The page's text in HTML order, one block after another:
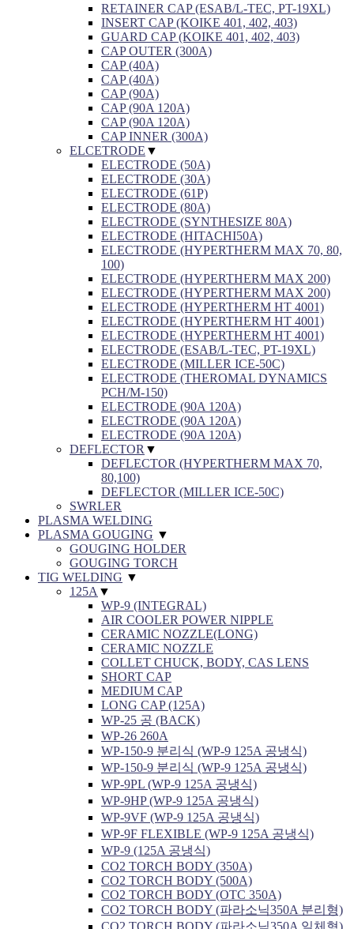
RETAINER CAP (ESAB/L-TEC, PT-19XL)
INSERT CAP (KOIKE 401, 402, 403)
GUARD CAP (KOIKE 401, 402, 403)
CAP OUTER (300A)
CAP (40A)
CAP (40A)
CAP (90A)
CAP (90A 120A)
CAP (90A 120A)
CAP INNER (300A)
ELCETRODE ▼
ELECTRODE (50A)
ELECTRODE (30A)
ELECTRODE (61P)
ELECTRODE (80A)
ELECTRODE (SYNTHESIZE 80A)
ELECTRODE (HITACHI50A)
ELECTRODE (HYPERTHERM MAX 70, 80,
100)
ELECTRODE (HYPERTHERM MAX 200)
ELECTRODE (HYPERTHERM MAX 200)
ELECTRODE (HYPERTHERM HT 4001)
ELECTRODE (HYPERTHERM HT 4001)
ELECTRODE (HYPERTHERM HT 4001)
ELECTRODE (ESAB/L-TEC, PT-19XL)
ELECTRODE (MILLER ICE-50C)
ELECTRODE (THEROMAL DYNAMICS
PCH/M-150)
ELECTRODE (90A 120A)
ELECTRODE (90A 120A)
ELECTRODE (90A 120A)
DEFLECTOR ▼
DEFLECTOR (HYPERTHERM MAX 70,
80,100)
DEFLECTOR (MILLER ICE-50C)
SWRLER
PLASMA WELDING
PLASMA GOUGING ▼
GOUGING HOLDER
GOUGING TORCH
TIG WELDING ▼
125A ▼
WP-9 (INTEGRAL)
AIR COOLER POWER NIPPLE
CERAMIC NOZZLE(LONG)
CERAMIC NOZZLE
COLLET CHUCK, BODY, CAS LENS
SHORT CAP
MEDIUM CAP
LONG CAP (125A)
WP-25 공 (BACK)
WP-26 260A
WP-150-9 분리식 (WP-9 125A 공냉식)
WP-150-9 분리식 (WP-9 125A 공냉식)
WP-9PL (WP-9 125A 공냉식)
WP-9HP (WP-9 125A 공냉식)
WP-9VF (WP-9 125A 공냉식)
WP-9F FLEXIBLE (WP-9 125A 공냉식)
WP-9 (125A 공냉식)
CO2 TORCH BODY (350A)
CO2 TORCH BODY (500A)
CO2 TORCH BODY (OTC 350A)
CO2 TORCH BODY (파라소닉350A 분리형)
CO2 TORCH BODY (파라소닉350A 일체형)